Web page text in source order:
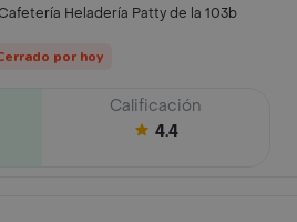
Heladería Patty de la 103b
por hoy
Calificación
4.4